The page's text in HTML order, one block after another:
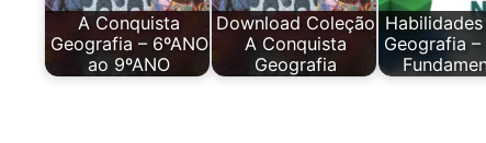
A Conquista
Geografia – 6ºANO
ao 9ºANO
Download Coleção
A Conquista
Geografia
Geografia –